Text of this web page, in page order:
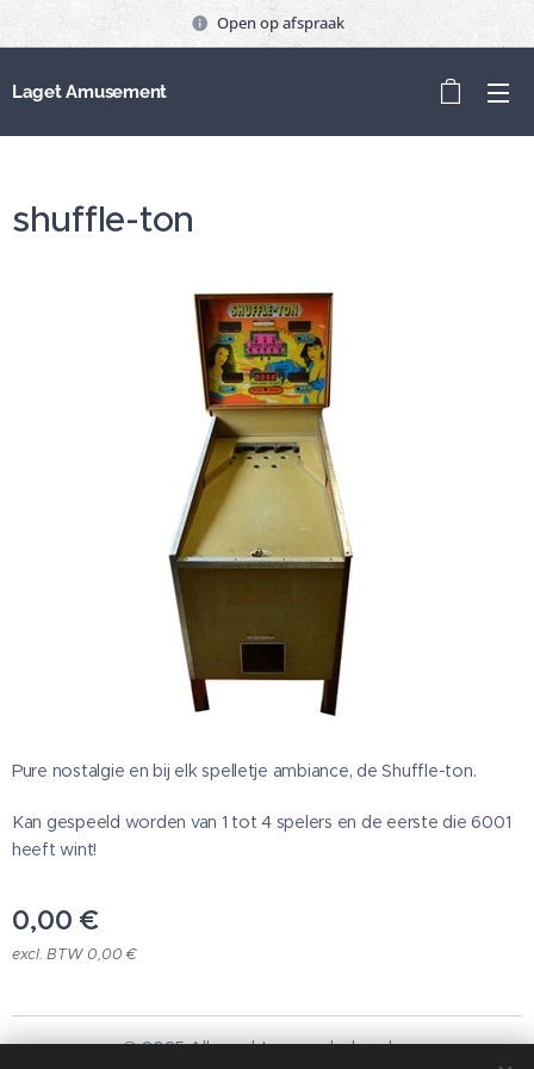
Open op afspraak
Laget Amusement
shuffle-ton
Pure nostalgie en bij elk spelletje ambiance, de Shuffle-ton.
Kan gespeeld worden van 1 tot 4 spelers en de eerste die 6001
heeft wint!
0,00 €
excl. BTW 0,00 €
© 2025 Alle rechten voorbehouden